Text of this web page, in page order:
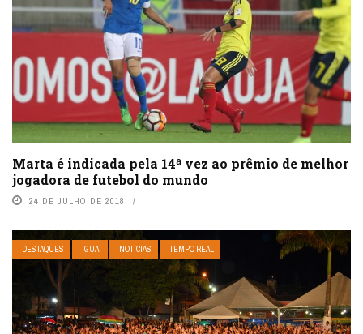
Marta é indicada pela 14ª vez ao prêmio de melhor
jogadora de futebol do mundo
24 DE JULHO DE 2018
DESTAQUES IGUAÍ NOTÍCIAS TEMPO REAL